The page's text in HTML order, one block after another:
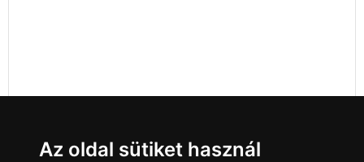
Az oldal sütiket használ